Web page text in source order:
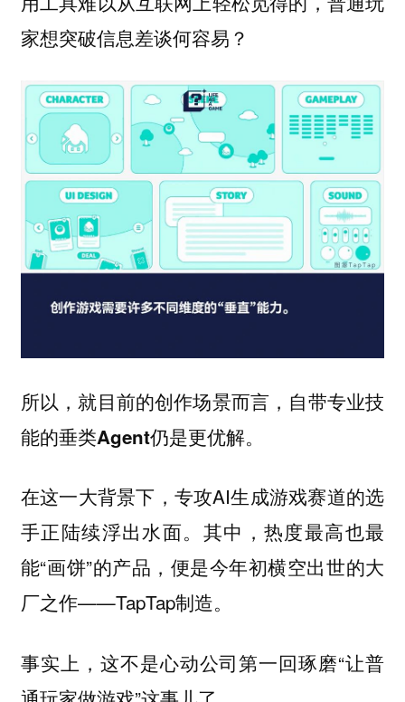
家想突破信息差谈何容易？
所以，就目前的创作场景而言，自带专业技
能的垂类Agent仍是更优解。
在这一大背景下，专攻AI生成游戏赛道的选
手正陆续浮出水面。其中，热度最高也最
能“画饼”的产品，便是今年初横空出世的大
厂之作——TapTap制造。
事实上，这不是心动公司第一回琢磨“让普